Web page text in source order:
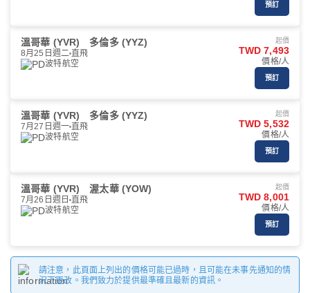
預訂
溫哥華 (YVR) 多倫多 (YYZ)
8月25日週二 直飛
波特航空
起價
TWD 7,493
價格/人
預訂
溫哥華 (YVR) 多倫多 (YYZ)
7月27日週一 直飛
波特航空
起價
TWD 5,532
價格/人
預訂
溫哥華 (YVR) 渥太華 (YOW)
7月26日週日 直飛
波特航空
起價
TWD 8,001
價格/人
預訂
請注意，此頁面上列出的價格可能已過時，且可能在未事先通知的情
況下更改。我們致力於提供最準確且最新的資訊。